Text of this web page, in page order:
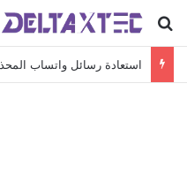
بحث عن